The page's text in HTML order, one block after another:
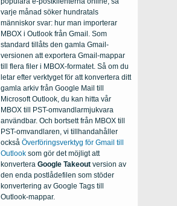
varje månad söker hundratals
människor svar: hur man importerar
MBOX i Outlook från Gmail. Som
standard tillåts den gamla Gmail-
versionen att exportera Gmail-mappar
till flera filer i MBOX-formatet. Så om du
letar efter verktyget för att konvertera ditt
gamla arkiv från Google Mail till
Microsoft Outlook, du kan hitta vår
MBOX till PST-omvandlarmjukvara
användbar. Och bortsett från MBOX till
PST-omvandlaren, vi tillhandahåller
också Överföringsverktyg för Gmail till
Outlook som gör det möjligt att
konvertera Google Takeout version av
den enda postlådefilen som stöder
konvertering av Google Tags till
Outlook-mappar.